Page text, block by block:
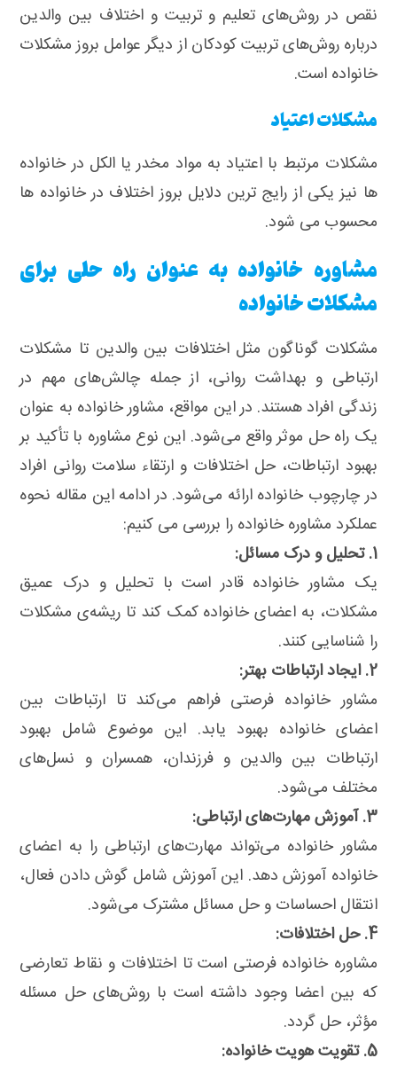
نقص در روش‌های تعلیم و تربیت و اختلاف بین والدین
درباره روش‌های تربیت کودکان از دیگر عوامل بروز مشکلات
خانواده است.
مشکلات اعتیاد
مشکلات مرتبط با اعتیاد به مواد مخدر یا الکل در خانواده
ها نیز یکی از رایج ترین دلایل بروز اختلاف در خانواده ها
محسوب می شود.
مشاوره خانواده به عنوان راه حلی برای
مشکلات خانواده
مشکلات گوناگون مثل اختلافات بین والدین تا مشکلات
ارتباطی و بهداشت روانی، از جمله چالش‌های مهم در
زندگی افراد هستند. در این مواقع، مشاور خانواده به عنوان
یک راه حل موثر واقع می‌شود. این نوع مشاوره با تأکید بر
بهبود ارتباطات، حل اختلافات و ارتقاء سلامت روانی افراد
در چارچوب خانواده ارائه می‌شود. در ادامه این مقاله نحوه
عملکرد مشاوره خانواده را بررسی می کنیم:
1. تحلیل و درک مسائل:
یک مشاور خانواده قادر است با تحلیل و درک عمیق
مشکلات، به اعضای خانواده کمک کند تا ریشه‌ی مشکلات
را شناسایی کنند.
2. ایجاد ارتباطات بهتر:
مشاور خانواده فرصتی فراهم می‌کند تا ارتباطات بین
اعضای خانواده بهبود یابد. این موضوع شامل بهبود
ارتباطات بین والدین و فرزندان، همسران و نسل‌های
مختلف می‌شود.
3. آموزش مهارت‌های ارتباطی:
مشاور خانواده می‌تواند مهارت‌های ارتباطی را به اعضای
خانواده آموزش دهد. این آموزش شامل گوش دادن فعال،
انتقال احساسات و حل مسائل مشترک می‌شود.
4. حل اختلافات:
مشاوره خانواده فرصتی است تا اختلافات و نقاط تعارضی
که بین اعضا وجود داشته است با روش‌های حل مسئله
مؤثر، حل گردد.
5. تقویت هویت خانواده: